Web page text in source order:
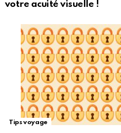
votre acuité visuelle !
Tips voyage